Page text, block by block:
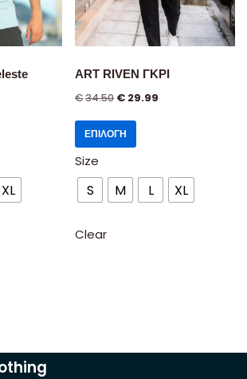
XL
ART RIVEN ΓΚΡΙ
€34.50 € 29.99
ΕΠΙΛΟΓΉ
Size
S M L XL
Clear